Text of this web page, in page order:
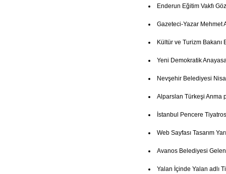
Enderun Eğitim Vakfı
Gazeteci-Yazar Mehmet
Kültür ve Turizm Bakanı
Yeni Demokratik
Nevşehir Belediyesi
Alparslan Türkeşi Anma
İstanbul Pencere
Web Sayfası Tasarım
Avanos Belediyesi
Yalan İçinde Yalan adlı